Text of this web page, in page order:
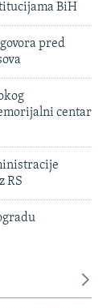
BiH
pred
centar
RS